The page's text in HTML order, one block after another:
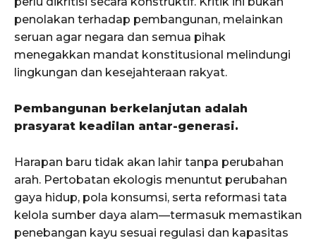
penolakan terhadap pembangunan, melainkan
seruan agar negara dan semua pihak
menegakkan mandat konstitusional melindungi
lingkungan dan kesejahteraan rakyat.
Pembangunan berkelanjutan adalah
prasyarat keadilan antar-generasi.
Harapan baru tidak akan lahir tanpa perubahan
arah. Pertobatan ekologis menuntut perubahan
gaya hidup, pola konsumsi, serta reformasi tata
kelola sumber daya alam—termasuk memastikan
penebangan kayu sesuai regulasi dan kapasitas